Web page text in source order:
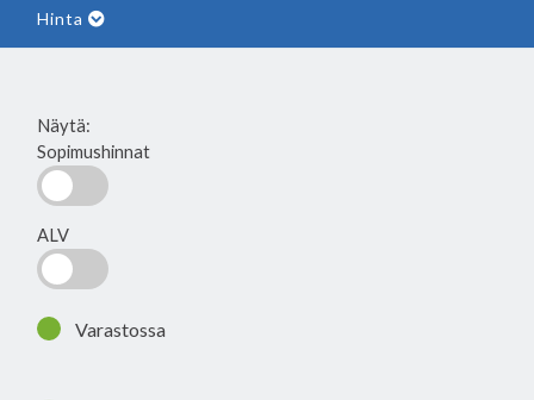
Hinta
Näytä:
Sopimushinnat
ALV
Varastossa